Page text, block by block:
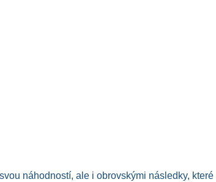
náhodností, ale i obrovskými následky, které